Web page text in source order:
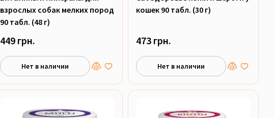
взрослых собак мелких пород
90 табл. (48 г)
449 грн.
Нет в наличии
кошек 90 табл. (30 г)
473 грн.
Нет в наличии